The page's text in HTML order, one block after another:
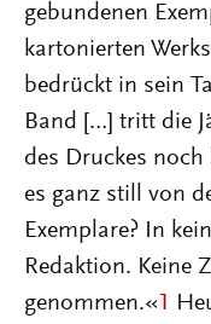
gebundenen
kartonierten
bedrückt in sein
Band […] tritt die
des Druckes
es ganz still von
Exemplare? In
Redaktion. Keine
genommen.« 1